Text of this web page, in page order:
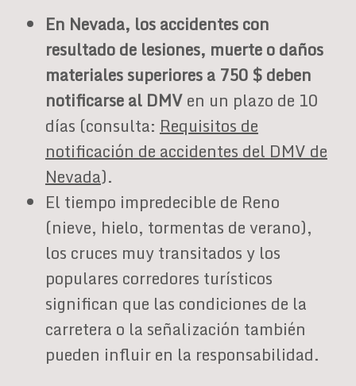
En Nevada, los accidentes con
resultado de lesiones, muerte o daños
materiales superiores a 750 $ deben
notificarse al DMVen un plazo de 10
días (consulta: Requisitos de
notificación de accidentes del DMV de
Nevada).
El tiempo impredecible de Reno
(nieve, hielo, tormentas de verano),
los cruces muy transitados y los
populares corredores turísticos
significan que las condiciones de la
carretera o la señalización también
pueden influir en la responsabilidad.